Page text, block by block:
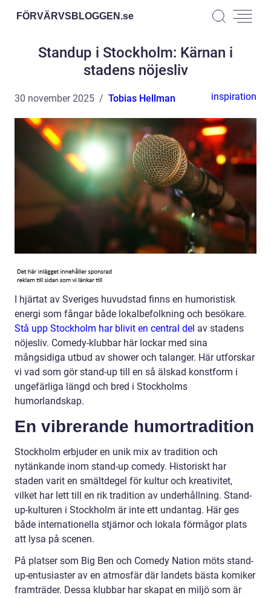
FÖRVÄRVSBLOGGEN.se
Standup i Stockholm: Kärnan i
stadens nöjesliv
30 november 2025 Tobias Hellman inspiration
I hjärtat av Sveriges huvudstad finns en humoristisk
energi som fångar både lokalbefolkning och besökare.
Stå upp Stockholm har blivit en central del av stadens
nöjesliv. Comedy-klubbar här lockar med sina
mångsidiga utbud av shower och talanger. Här utforskar
vi vad som gör stand-up till en så älskad konstform i
ungefärliga längd och bred i Stockholms
humorlandskap.
En vibrerande humortradition
Stockholm erbjuder en unik mix av tradition och
nytänkande inom stand-up comedy. Historiskt har
staden varit en smältdegel för kultur och kreativitet,
vilket har lett till en rik tradition av underhållning. Stand-
up-kulturen i Stockholm är inte ett undantag. Här ges
både internationella stjärnor och lokala förmågor plats
att lysa på scenen.
På platser som Big Ben och Comedy Nation möts stand-
up-entusiaster av en atmosfär där landets bästa komiker
framträder. Dessa klubbar har skapat en miljö som är